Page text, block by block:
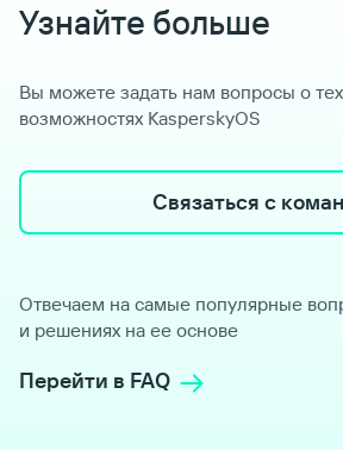
Узнайте больше
Вы можете задать нам вопросы о
возможностях KasperskyOS
Связаться с
Отвечаем на самые популярные
и решениях на ее основе
Перейти в FAQ